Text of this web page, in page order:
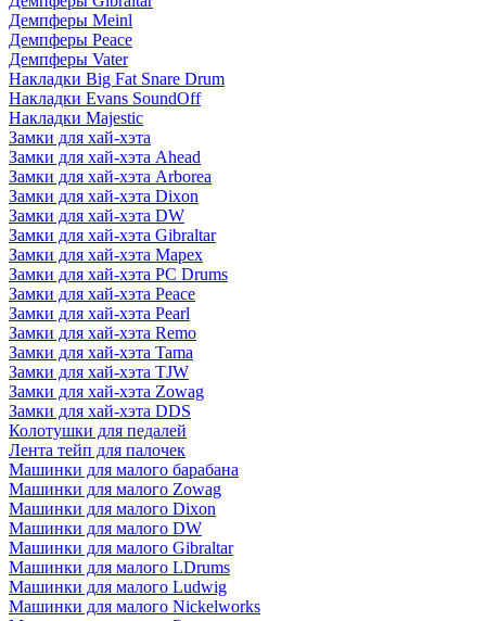
Демпферы Meinl
Демпферы Peace
Демпферы Vater
Накладки Big Fat Snare Drum
Накладки Evans SoundOff
Накладки Majestic
Замки для хай-хэта
Замки для хай-хэта Ahead
Замки для хай-хэта Arborea
Замки для хай-хэта Dixon
Замки для хай-хэта DW
Замки для хай-хэта Gibraltar
Замки для хай-хэта Mapex
Замки для хай-хэта PC Drums
Замки для хай-хэта Peace
Замки для хай-хэта Pearl
Замки для хай-хэта Remo
Замки для хай-хэта Tama
Замки для хай-хэта TJW
Замки для хай-хэта Zowag
Замки для хай-хэта DDS
Колотушки для педалей
Лента тейп для палочек
Машинки для малого барабана
Машинки для малого Zowag
Машинки для малого Dixon
Машинки для малого DW
Машинки для малого Gibraltar
Машинки для малого LDrums
Машинки для малого Ludwig
Машинки для малого Nickelworks